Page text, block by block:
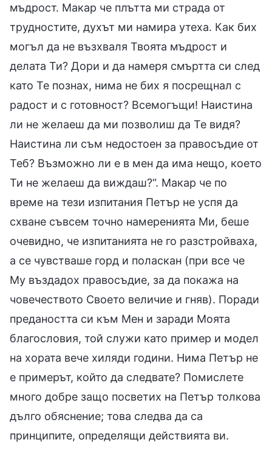
мъдрост. Макар че плътта ми страда от
трудностите, духът ми намира утеха. Как бих
могъл да не възхваля Твоята мъдрост и
делата Ти? Дори и да намеря смъртта си след
като Те познах, нима не бих я посрещнал с
радост и с готовност? Всемогъщи! Наистина
ли не желаеш да ми позволиш да Те видя?
Наистина ли съм недостоен за правосъдие от
Теб? Възможно ли е в мен да има нещо, което
Ти не желаеш да виждаш?“. Макар че по
време на тези изпитания Петър не успя да
схване съвсем точно намеренията Ми, беше
очевидно, че изпитанията не го разстройваха,
а се чувстваше горд и поласкан (при все че
Му въздадох правосъдие, за да покажа на
човечеството Своето величие и гняв). Поради
предаността си към Мен и заради Моята
благословия, той служи като пример и модел
на хората вече хиляди години. Нима Петър не
е примерът, който да следвате? Помислете
много добре защо посветих на Петър толкова
дълго обяснение; това следва да са
принципите, определящи действията ви.